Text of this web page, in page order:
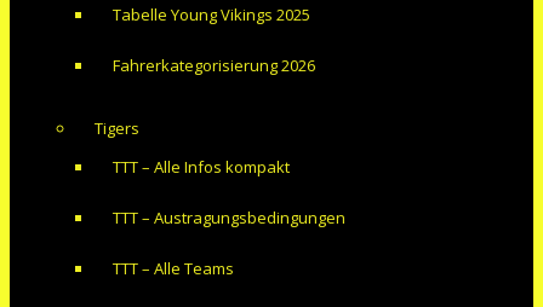
Tabelle Young Vikings 2025
Fahrerkategorisierung 2026
Tigers
TTT – Alle Infos kompakt
TTT – Austragungsbedingungen
TTT – Alle Teams